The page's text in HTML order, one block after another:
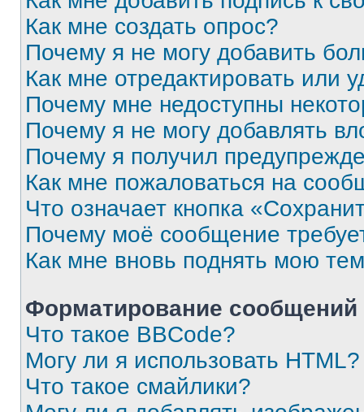
Как мне создать опрос?
Почему я не могу добавить
Как мне отредактировать или
Почему мне недоступны
Почему я не могу добавлять
Почему я получил
Как мне пожаловаться на
Что означает кнопка
Почему моё сообщение
Как мне вновь поднять мою
Форматирование
Что такое BBCode?
Могу ли я использовать HTML?
Что такое смайлики?